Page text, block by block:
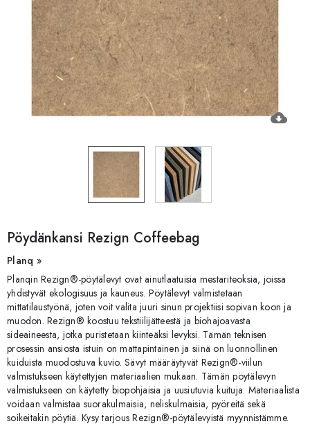
cloud_download
Pöydänkansi Rezign Coffeebag
Planq »
Planqin Rezign®-pöytälevyt ovat ainutlaatuisia mestariteoksia, joissa
yhdistyvät ekologisuus ja kauneus. Pöytälevyt valmistetaan
mittatilaustyönä, joten voit valita juuri sinun projektiisi sopivan koon ja
muodon. Rezign® koostuu tekstiilijätteestä ja biohajoavasta
sideaineesta, jotka puristetaan kiinteäksi levyksi. Tämän teknisen
prosessin ansiosta istuin on mattapintainen ja siinä on luonnollinen
kuiduista muodostuva kuvio. Sävyt määräytyvät Rezign®-viilun
valmistukseen käytettyjen materiaalien mukaan. Tämän pöytälevyn
valmistukseen on käytetty biopohjaisia ja uusiutuvia kuituja. Materiaalista
voidaan valmistaa suorakulmaisia, neliskulmaisia, pyöreitä sekä
soikeitakin pöytiä. Kysy tarjous Rezign®-pöytälevyistä myynnistämme.